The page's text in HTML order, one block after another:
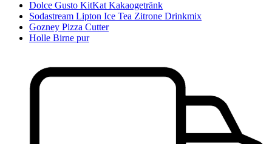
Dolce Gusto KitKat Kakaogetränk
Sodastream Lipton Ice Tea Zitrone Drinkmix
Gozney Pizza Cutter
Holle Birne pur